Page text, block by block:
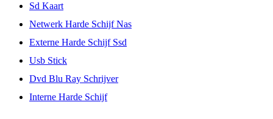
Sd Kaart
Netwerk Harde Schijf Nas
Externe Harde Schijf Ssd
Usb Stick
Dvd Blu Ray Schrijver
Interne Harde Schijf